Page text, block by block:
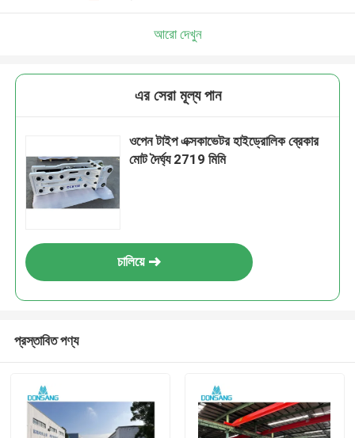
আরো দেখুন
এর সেরা মূল্য পান
ওপেন টাইপ এক্সকাভেটর হাইড্রোলিক ব্রেকার
মোট দৈর্ঘ্য 2719 মিমি
চালিয়ে
প্রস্তাবিত পণ্য